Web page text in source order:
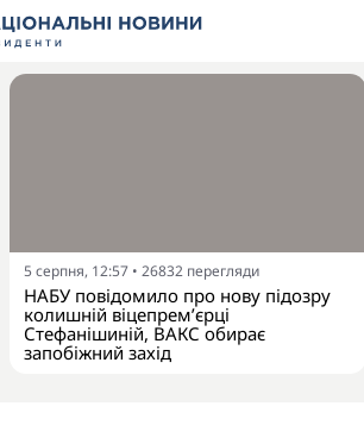
5 серпня, 12:57 • 26832 перегляди
НАБУ повідомило про нову підозру
колишній віцепрем’єрці
Стефанішиній, ВАКС обирає
запобіжний захід